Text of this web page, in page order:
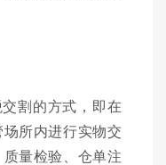
割的方式，即在
所内进行实物交
量检验、仓单注